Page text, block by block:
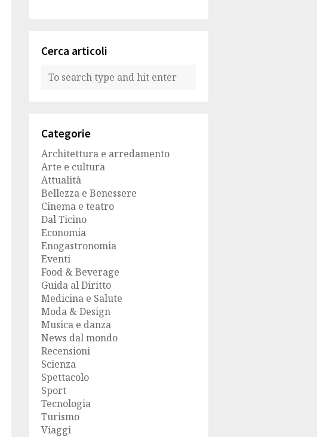
Cerca articoli
Categorie
Architettura e arredamento
Arte e cultura
Attualità
Bellezza e Benessere
Cinema e teatro
Dal Ticino
Economia
Enogastronomia
Eventi
Food & Beverage
Guida al Diritto
Medicina e Salute
Moda & Design
Musica e danza
News dal mondo
Recensioni
Scienza
Spettacolo
Sport
Tecnologia
Turismo
Viaggi